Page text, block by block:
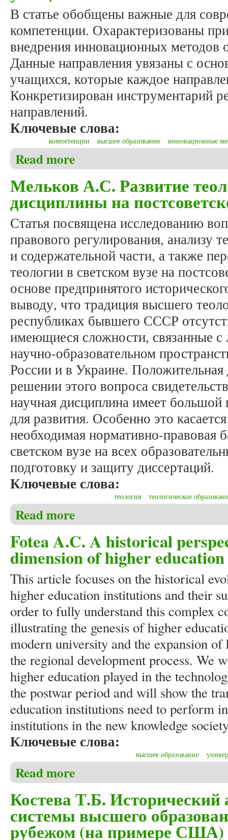
В статье обобщены важные для
компетенции. Охарактеризованы
внедрения инновационных методов
Данные направления увязаны с
учащихся, которые каждое
Конкретизирован инструментарий
направлений.
Ключевые слова:
компетенции высшее образование инновационные
Read more
Мельков А.С. Развитие
дисциплины на
Статья посвящена исследованию
правового регулирования, анализу
и содержательной части, а также
теологии в светском вузе на
основе предпринятого
выводу, что традиция высшего
республиках бывшего СССР
имеющиеся сложности, связанные с
научно-образовательном
России и в Украине.
решении этого вопроса
научная дисциплина имеет большой
для развития. Особенно это
необходимая нормативно-правовая
светском вузе на всех
подготовку и защиту диссертаций.
Ключевые слова:
теология теологическое
Read more
Fotea A.C. A historical
dimension of higher
This article focuses on the historical
higher education institutions and their
order to fully understand this complex
illustrating the genesis of higher
modern university and the expansion
the regional development process. We
higher education played in the
the postwar period and will show the
education institutions need to perform
institutions in the new knowledge
Ключевые слова:
высшее образование
Read more
Костева Т.Б.
системы высшего
рубежом (на примере США)